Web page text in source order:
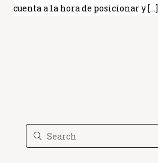
cuenta a la hora de posicionar y […]